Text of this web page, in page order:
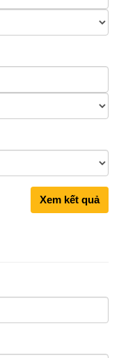
Xem kết quả